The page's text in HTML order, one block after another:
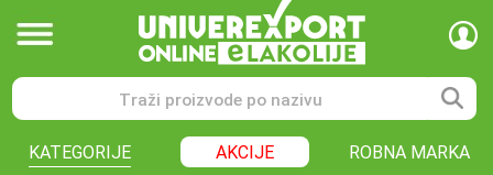
KATEGORIJE AKCIJE ROBNA MARKA